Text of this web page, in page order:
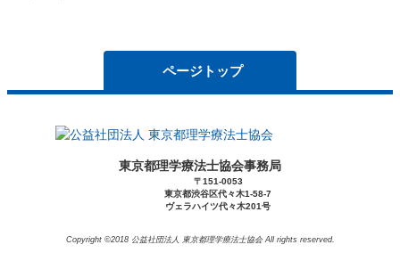
ページトップ
東京都理学療法士協会事務局
〒151-0053
東京都渋谷区代々木1-58-7
ヴェラハイツ代々木201号
Copyright ©2018 公益社団法人 東京都理学療法士協会 All rights reserved.